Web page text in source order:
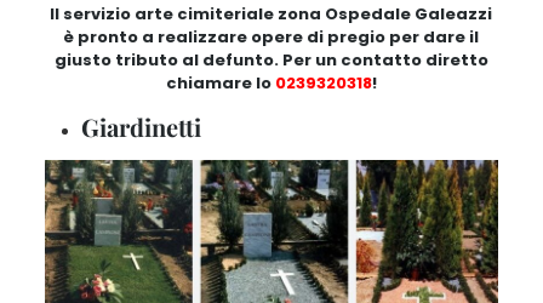
Il servizio arte cimiteriale zona Ospedale Galeazzi
è pronto a realizzare opere di pregio per dare il
giusto tributo al defunto. Per un contatto diretto
chiamare lo 0239320318!
Giardinetti